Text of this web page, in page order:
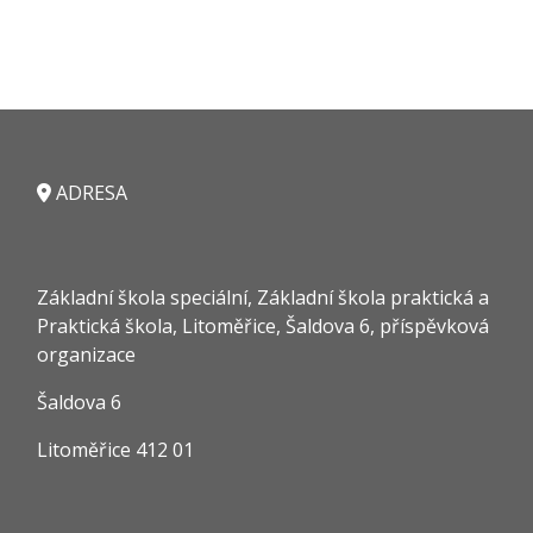
ADRESA
Základní škola speciální, Základní škola praktická a
Praktická škola, Litoměřice, Šaldova 6, příspěvková
organizace
Šaldova 6
Litoměřice 412 01